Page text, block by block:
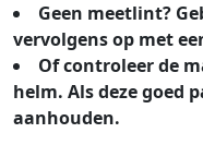
Geen meetlint?
vervolgens op met
Of controleer de
helm. Als deze goed
aanhouden.